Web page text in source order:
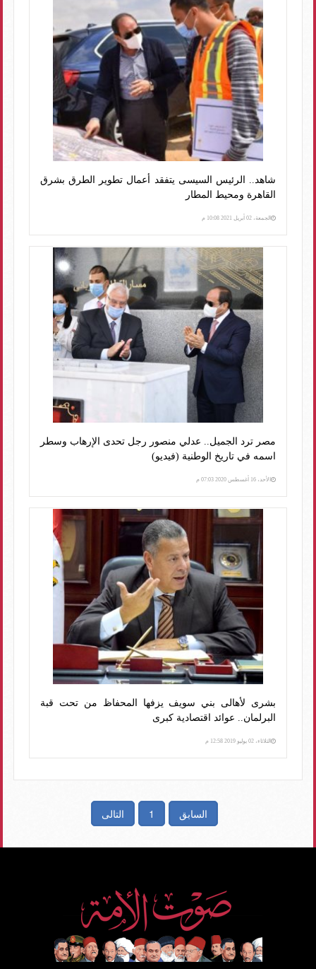
شاهد.. الرئيس السيسى يتفقد أعمال تطوير الطرق بشرق
القاهرة ومحيط المطار
الجمعة، 02 أبريل 2021 10:08 م
مصر ترد الجميل.. عدلي منصور رجل تحدى الإرهاب وسطر
اسمه في تاريخ الوطنية (فيديو)
الأحد، 16 أغسطس 2020 07:03 م
بشرى لأهالى بني سويف يزفها المحفاظ من تحت قبة
البرلمان.. عوائد اقتصادية كبرى
الثلاثاء، 02 يوليو 2019 12:58 م
السابق 1 التالى